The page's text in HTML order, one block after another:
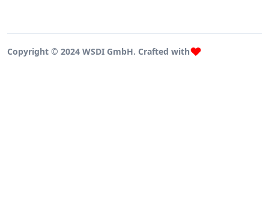
Copyright © 2024 WSDI GmbH. Crafted with